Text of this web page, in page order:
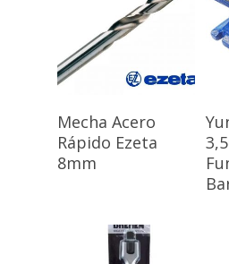
Leer Más
Mecha Acero
Rápido Ezeta
8mm